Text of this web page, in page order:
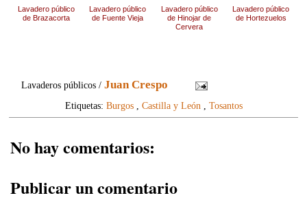
Lavadero público
de Brazacorta
Lavadero público
de Fuente Vieja
Lavadero público
de Hinojar de
Cervera
Lavadero público
de Hortezuelos
Lavaderos públicos /Juan Crespo
Etiquetas: Burgos, Castilla y León Tosantos
No hay comentarios:
Publicar un comentario